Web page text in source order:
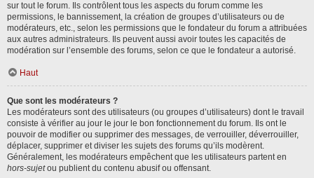
sur tout le forum. Ils contrôlent tous les aspects du forum comme les
permissions, le bannissement, la création de groupes d’utilisateurs ou de
modérateurs, etc., selon les permissions que le fondateur du forum a attribuées
aux autres administrateurs. Ils peuvent aussi avoir toutes les capacités de
modération sur l’ensemble des forums, selon ce que le fondateur a autorisé.
Haut
Que sont les modérateurs ?
Les modérateurs sont des utilisateurs (ou groupes d’utilisateurs) dont le travail
consiste à vérifier au jour le jour le bon fonctionnement du forum. Ils ont le
pouvoir de modifier ou supprimer des messages, de verrouiller, déverrouiller,
déplacer, supprimer et diviser les sujets des forums qu’ils modèrent.
Généralement, les modérateurs empêchent que les utilisateurs partent en
hors-sujetou publient du contenu abusif ou offensant.